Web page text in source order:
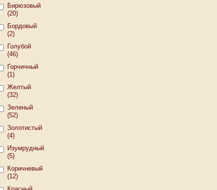
Бирюзовый
(20)
Бордовый
(2)
Голубой
(46)
Горчичный
(1)
Желтый
(32)
Зеленый
(52)
Золотистый
(4)
Изумрудный
(5)
Коричневый
(12)